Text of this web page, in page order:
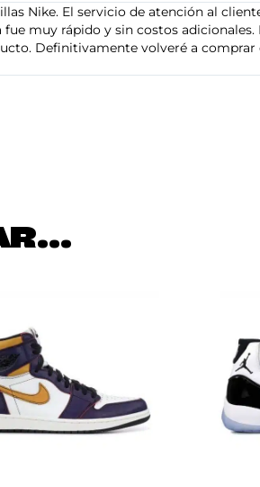
Nike. El servicio de atención al
muy rápido y sin costos adicionales.
Definitivamente volveré a comprar